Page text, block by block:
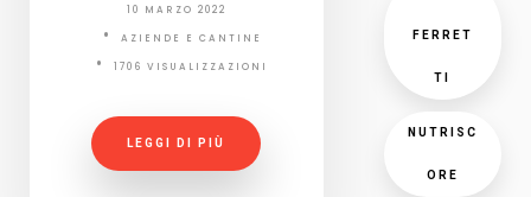
10 MARZO 2022
AZIENDE E CANTINE
1706 VISUALIZZAZIONI
LEGGI DI PIÙ
FERRET
TI
NUTRISC
ORE